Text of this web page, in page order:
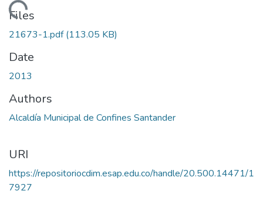
Loading...
Files
21673-1.pdf(113.05 KB)
Date
2013
Authors
Alcaldía Municipal de Confines Santander
URI
https://repositoriocdim.esap.edu.co/handle/20.500.14471/1
7927